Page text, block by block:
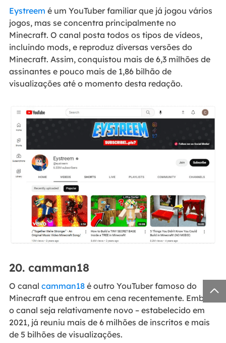
Eystreem é um YouTuber familiar que já jogou vários
jogos, mas se concentra principalmente no
Minecraft. O canal posta todos os tipos de vídeos,
incluindo mods, e reproduz diversas versões do
Minecraft. Assim, conquistou mais de 6,3 milhões de
assinantes e pouco mais de 1,86 bilhão de
visualizações até o momento desta redação.
20. camman18
O canal camman18é outro YouTuber famoso do
Minecraft que entrou em cena recentemente. Embora
o canal seja relativamente novo – estabelecido em
2021, já reuniu mais de 6 milhões de inscritos e mais
de 5 bilhões de visualizações.
